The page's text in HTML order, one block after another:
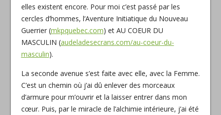
elles existent encore. Pour moi c’est passé par les
cercles d’hommes, l’Aventure Initiatique du Nouveau
Guerrier (mkpquebec.com) et AU COEUR DU
MASCULIN (audeladesecrans.com/au-coeur-du-
masculin).
La seconde avenue s’est faite avec elle, avec la Femme.
C’est un chemin où j’ai dû enlever des morceaux
d’armure pour m’ouvrir et la laisser entrer dans mon
cœur. Puis, par le miracle de l’alchimie intérieure, j’ai été